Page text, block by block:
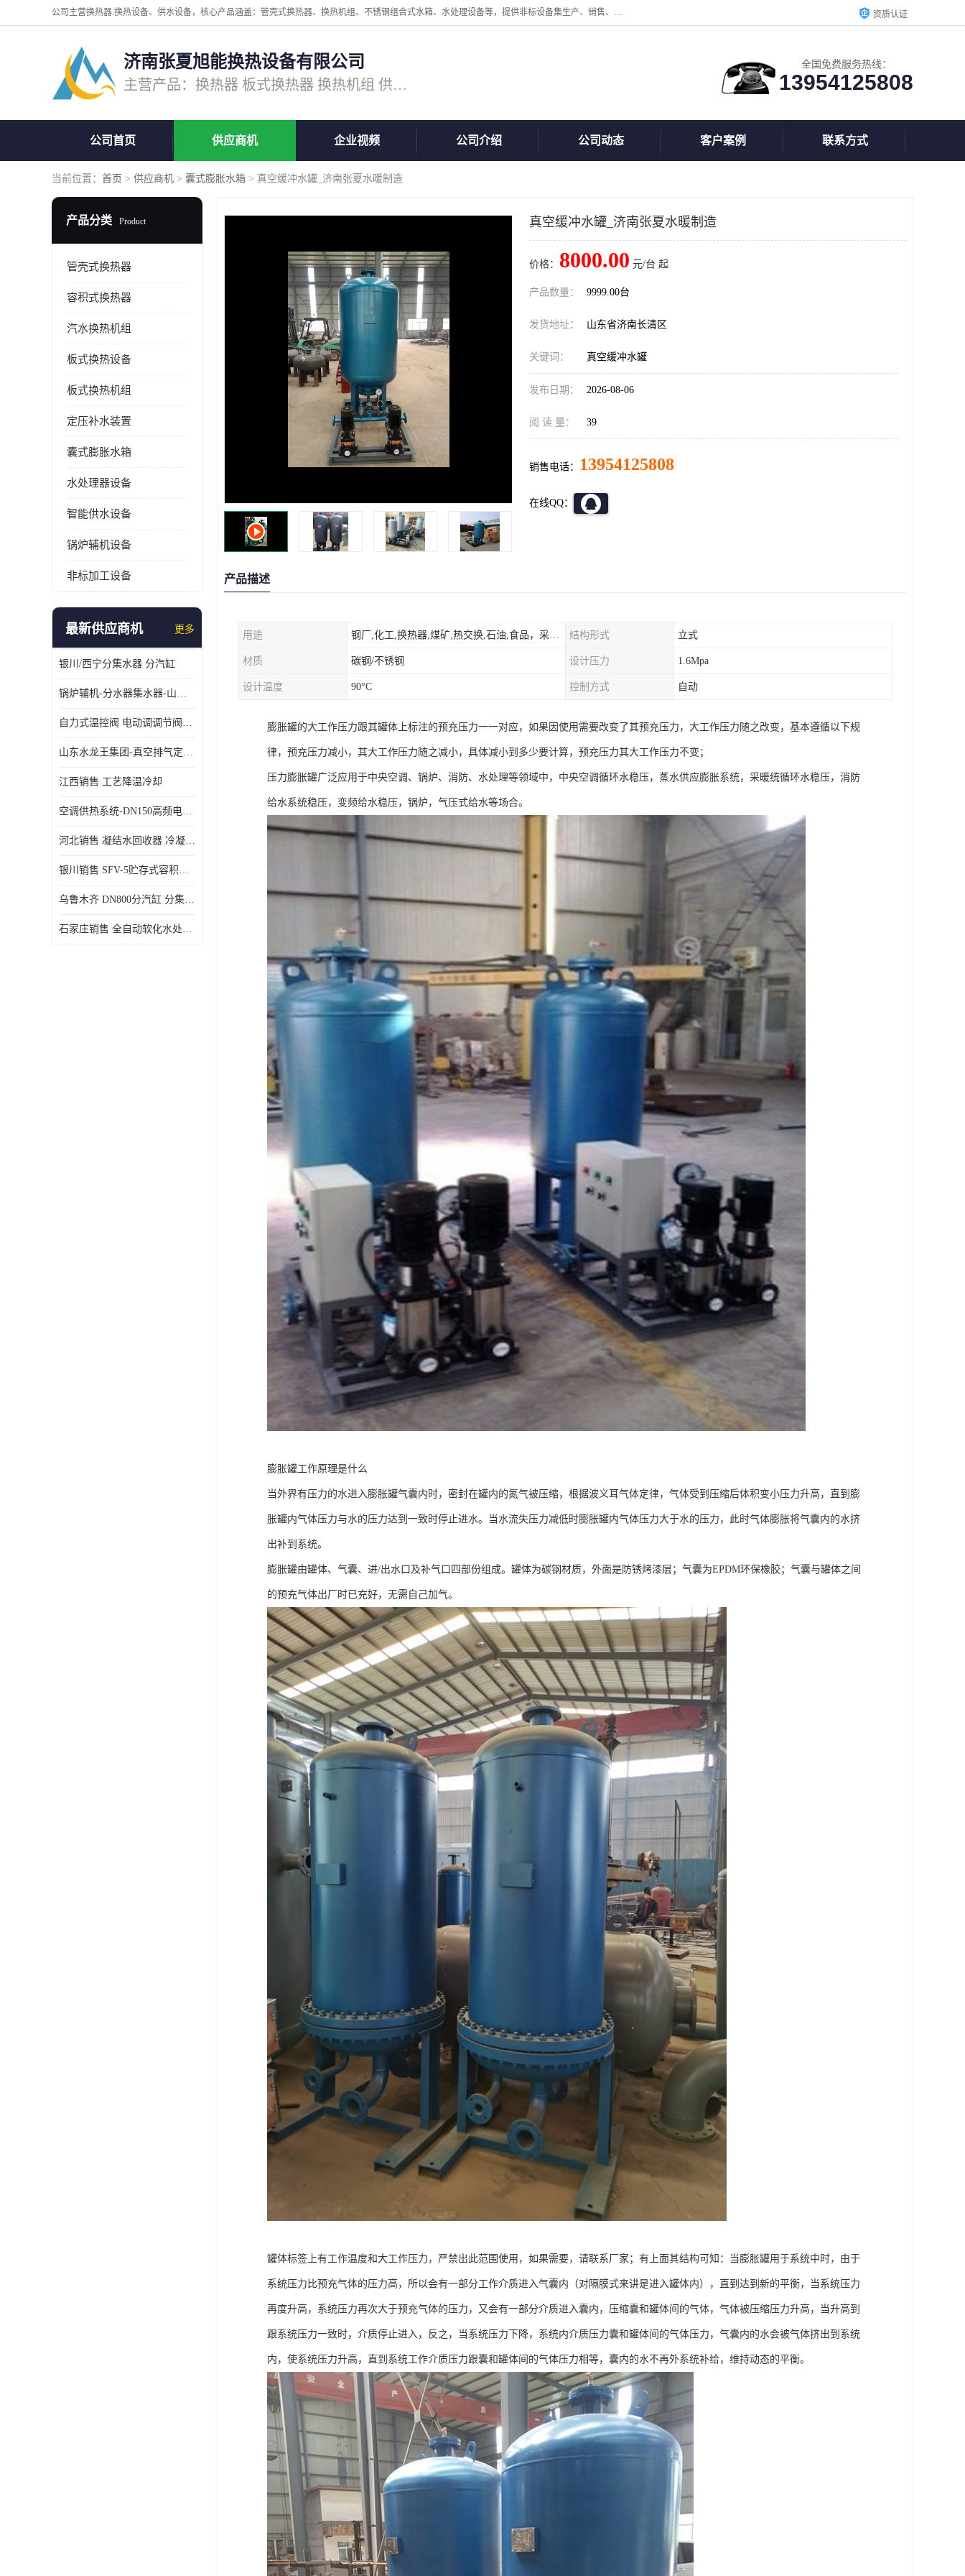
公司主营换热器.换热设备、供水设备，核心产品涵盖：管壳式换热器、换热机组、不锈钢组合式水箱、水处理设备等，提供非标设备集生产、销售、安装一体化服务，可满足全国酒店、学校、医院、商业综合体、工业项目等多场景换热与供水需求。 资质认证
济南张夏旭能换热设备有限公司
主营产品：换热器 板式换热器 换热机组 供水设备 水处理设备
全国免费服务热线：
13954125808
公司首页 供应商机 企业视频 公司介绍 公司动态 客户案例 联系方式
当前位置： 首页 > 供应商机 > 囊式膨胀水箱 > 真空缓冲水罐_济南张夏水暖制造
产品分类 Product
管壳式换热器
容积式换热器
汽水换热机组
板式换热设备
板式换热机组
定压补水装置
囊式膨胀水箱
水处理器设备
智能供水设备
锅炉辅机设备
非标加工设备
最新供应商机 更多
银川/西宁分集水器 分汽缸
锅炉辅机-分水器集水器-山东龙源供热设备
自力式温控阀 电动调调节阀温控阀-济南张夏水暖设备
山东水龙王集团-真空排气定压机组
江西销售 工艺降温冷却
空调供热系统-DN150高频电子水除垢仪
河北销售 凝结水回收器 冷凝水回收器
银川销售 SFV-5贮存式容积式换热器
乌鲁木齐 DN800分汽缸 分集水器
石家庄销售 全自动软化水处理器
真空缓冲水罐_济南张夏水暖制造
价格： 8000.00 元/台 起
产品数量： 9999.00台
发货地址： 山东省济南长清区
关键词： 真空缓冲水罐
发布日期： 2026-08-06
阅 读 量： 39
销售电话： 13954125808
在线QQ：
产品描述
用途 钢厂,化工,换热器,煤矿,热交换,石油,食品，采暖.供热.空调。 结构形式 立式
材质 碳钢/不锈钢 设计压力 1.6Mpa
设计温度 90°C 控制方式 自动
膨胀罐的大工作压力跟其罐体上标注的预充压力一一对应，如果因使用需要改变了其预充压力，大工作压力随之改变，基本遵循以下规
律，预充压力减小，其大工作压力随之减小，具体减小到多少要计算，预充压力其大工作压力不变；
压力膨胀罐广泛应用于中央空调、锅炉、消防、水处理等领域中，中央空调循环水稳压，蒸水供应膨胀系统，采暖统循环水稳压，消防
给水系统稳压，变频给水稳压，锅炉，气压式给水等场合。
膨胀罐工作原理是什么
当外界有压力的水进入膨胀罐气囊内时，密封在罐内的氮气被压缩，根据波义耳气体定律，气体受到压缩后体积变小压力升高，直到膨
胀罐内气体压力与水的压力达到一致时停止进水。当水流失压力减低时膨胀罐内气体压力大于水的压力，此时气体膨胀将气囊内的水挤
出补到系统。
膨胀罐由罐体、气囊、进/出水口及补气口四部份组成。罐体为碳钢材质，外面是防锈烤漆层；气囊为EPDM环保橡胶；气囊与罐体之间
的预充气体出厂时已充好，无需自己加气。
罐体标签上有工作温度和大工作压力，严禁出此范围使用，如果需要，请联系厂家；有上面其结构可知：当膨胀罐用于系统中时，由于
系统压力比预充气体的压力高，所以会有一部分工作介质进入气囊内（对隔膜式来讲是进入罐体内），直到达到新的平衡，当系统压力
再度升高，系统压力再次大于预充气体的压力，又会有一部分介质进入囊内，压缩囊和罐体间的气体，气体被压缩压力升高，当升高到
跟系统压力一致时，介质停止进入，反之，当系统压力下降，系统内介质压力囊和罐体间的气体压力，气囊内的水会被气体挤出到系统
内，使系统压力升高，直到系统工作介质压力跟囊和罐体间的气体压力相等，囊内的水不再外系统补给，维持动态的平衡。